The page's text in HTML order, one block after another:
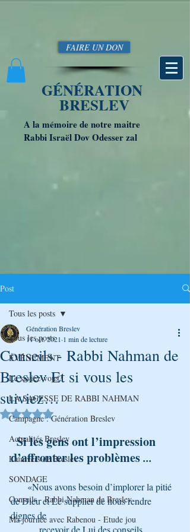
FAIRE UN DON
GÉNÉRATION
BRESLEV
A la mémoire de notre maitre
Rabbi Israël Dov Odesser zal
Post
Tous les posts
ÉVÉNEMENT
Le saviez-vous?
LA SAGESSE DE RABBI NAHMAN
Campagne : Génération Breslev
Actualités Breslev
L'univers de Breslev
SONDAGE
Conseils - Rabbi Nahman de Breslev
Ma journée avec Rabenou - Etude jou
Tous les posts
Conseils - Rabbi Nahman de
Breslev Et si vous les
suiviez…
Génération Breslev
11 oct. 2021 1 min de lecture
Noté NaN étoiles sur 5.
Si les gens ont l’impression
d’affronter les problèmes ...
       «Nous avons besoin d’implorer la pitié
de Dieu et Le supplier de nous rendre
dignes de